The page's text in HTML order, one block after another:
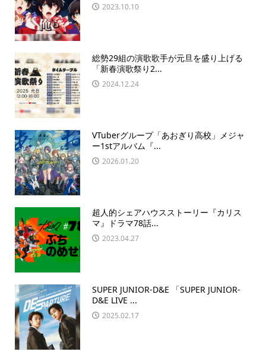
2023.10.10
総勢29組の演歌歌手が元旦を盛り上げる
「新春演歌祭り2...
2024.12.24
VTuberグループ「あおぎり高校」メジャ
ー1stアルバム『...
2026.01.20
超人的シェアハウスストーリー『カリス
マ』ドラマ78話...
2023.04.27
SUPER JUNIOR-D&E 「SUPER JUNIOR-
D&E LIVE ...
2025.02.17